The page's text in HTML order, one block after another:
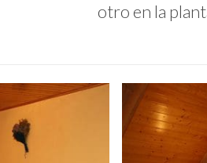
otro en la
irati-
04